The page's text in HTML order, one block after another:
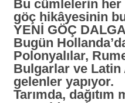
Bu cümlelerin her
göç hikâyesinin
YENİ GÖÇ
Bugün
Polonyalılar,
Bulgarlar ve Latin
gelenler yapıyor.
Tarımda,